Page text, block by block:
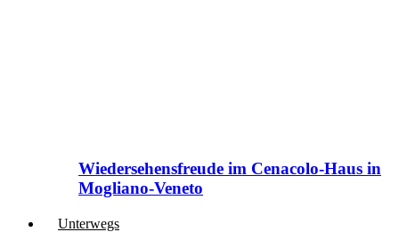
Wiedersehensfreude im Cenacolo-Haus in
Mogliano-Veneto
Unterwegs